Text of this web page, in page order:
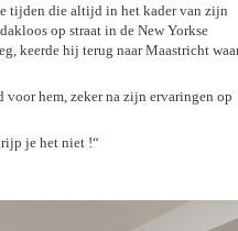
tijden die altijd in het kader van zijn
op straat in de New Yorkse
keerde hij terug naar Maastricht
voor hem, zeker na zijn ervaringen op
je het niet !“